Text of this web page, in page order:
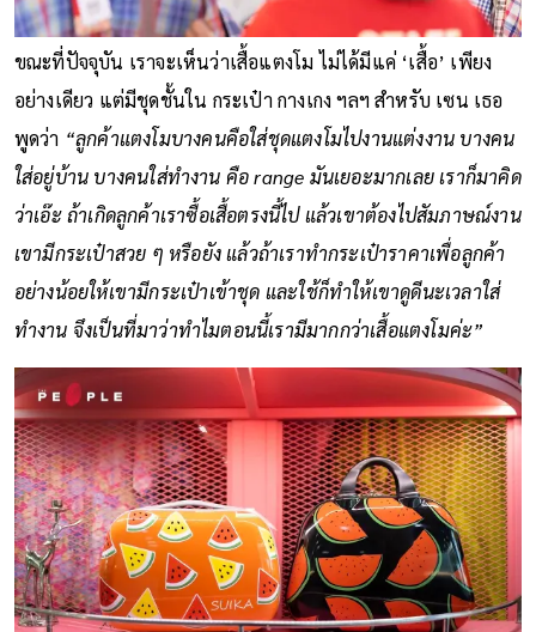
ขณะที่ปัจจุบัน เราจะเห็นว่าเสื้อแตงโม ไม่ได้มีแค่ ‘เสื้อ’ เพียง
อย่างเดียว แต่มีชุดชั้นใน กระเป๋า กางเกง ฯลฯ สำหรับ เซน เธอ
พูดว่า “ลูกค้าแตงโมบางคนคือใส่ชุดแตงโมไปงานแต่งงาน บางคน
ใส่อยู่บ้าน บางคนใส่ทำงาน คือ range มันเยอะมากเลย เราก็มาคิด
ว่าเอ๊ะ ถ้าเกิดลูกค้าเราซื้อเสื้อตรงนี้ไป แล้วเขาต้องไปสัมภาษณ์งาน
เขามีกระเป๋าสวย ๆ หรือยัง แล้วถ้าเราทำกระเป๋าราคาเพื่อลูกค้า
อย่างน้อยให้เขามีกระเป๋าเข้าชุด และใช้ก็ทำให้เขาดูดีนะเวลาใส่
ทำงาน จึงเป็นที่มาว่าทำไมตอนนี้เรามีมากกว่าเสื้อแตงโมค่ะ”